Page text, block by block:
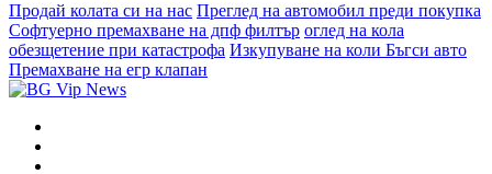
Продай колата си на нас Преглед на автомобил преди покупка
Софтуерно премахване на дпф филтър оглед на кола
обезщетение при катастрофа Изкупуване на коли Бъгси авто
Премахване на егр клапан